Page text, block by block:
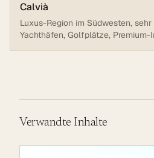
Calvià
Luxus-Region im Südwesten,
Yachthäfen, Golfplätze, Premium-
Verwandte Inhalte